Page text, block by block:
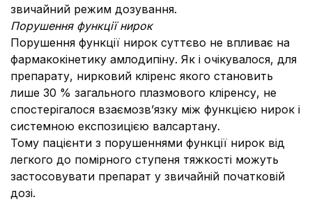
звичайний режим дозування.
Порушення функції нирок
Порушення функції нирок суттєво не впливає на
фармакокінетику амлодипіну. Як і очікувалося, для
препарату, нирковий кліренс якого становить
лише 30 % загального плазмового кліренсу, не
спостерігалося взаємозв’язку між функцією нирок і
системною експозицією валсартану.
Тому пацієнти з порушеннями функції нирок від
легкого до помірного ступеня тяжкості можуть
застосовувати препарат у звичайній початковій
дозі.